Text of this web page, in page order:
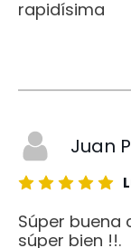
rapidísima
Juan
Súper buena
súper bien !!.